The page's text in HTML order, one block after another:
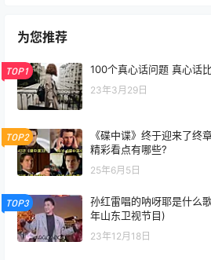
为您推荐
TOP1 100个真心话问题 真心话
23年3月29日
TOP2
《碟中谍》终于迎来了终
精彩看点有哪些?
25年6月5日
TOP3
孙红雷唱的呐呀耶是什么
年山东卫视节目)
23年12月18日